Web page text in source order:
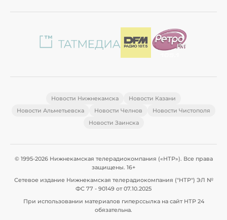
Новости Нижнекамска
Новости Казани
Новости Альметьевска
Новости Челнов
Новости Чистополя
Новости Заинска
© 1995-2026 Нижнекамская телерадиокомпания («НТР»). Все права
защищены. 16+
Сетевое издание Нижнекамская телерадиокомпания ("НТР") ЭЛ №
ФС 77 - 90149 от 07.10.2025
При использовании материалов гиперссылка на сайт НТР 24
обязательна.